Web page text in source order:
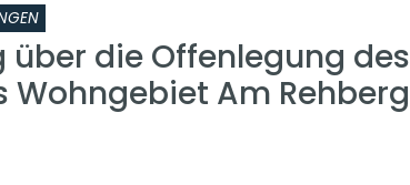
die Offenlegung des
Wohngebiet Am Rehberg